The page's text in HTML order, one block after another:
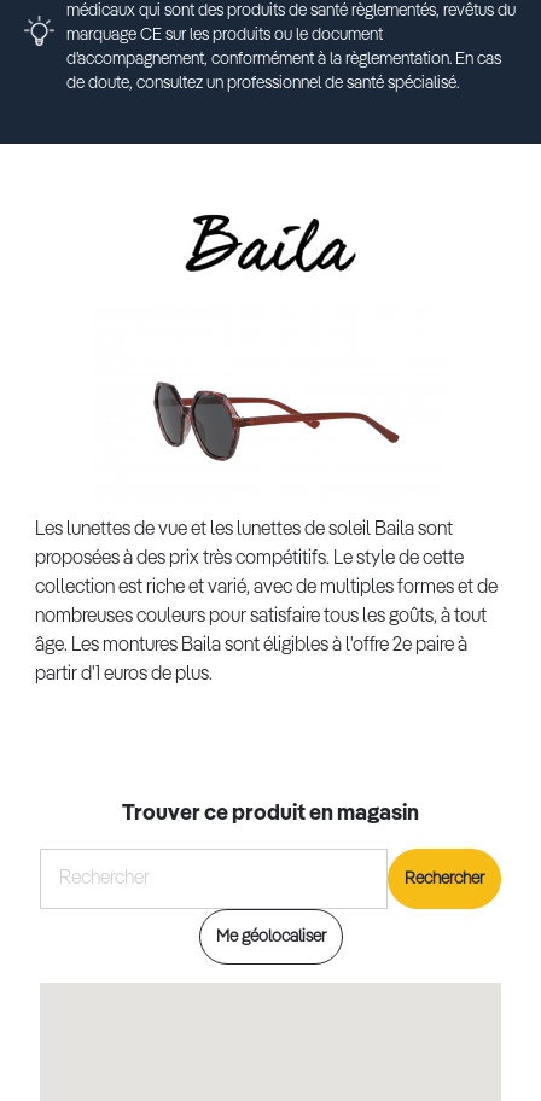
médicaux qui sont des produits de santé règlementés, revêtus du
marquage CE sur les produits ou le document
d’accompagnement, conformément à la règlementation. En cas
de doute, consultez un professionnel de santé spécialisé.
Les lunettes de vue et les lunettes de soleil Baila sont
proposées à des prix très compétitifs. Le style de cette
collection est riche et varié, avec de multiples formes et de
nombreuses couleurs pour satisfaire tous les goûts, à tout
âge. Les montures Baila sont éligibles à l'offre 2e paire à
partir d'1 euros de plus.
Trouver ce produit en magasin